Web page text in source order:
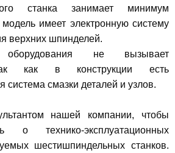
станка занимает минимум
имеет электронную систему
верхних шпинделей.
оборудования не вызывает
как в конструкции есть
система смазки деталей и узлов.
нашей компании, чтобы
о технико-эксплуатационных
шестишпиндельных станков.